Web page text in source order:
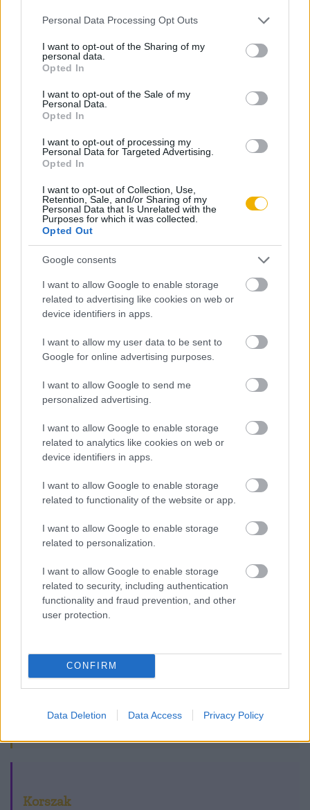
Please note that this website/app uses one or more Google
not limited to your visit or usage behaviour. You may click to
grant or deny consent to Google and its third-party tags to
use your data for below specified purposes in below Google
consent section.
Personal Data Processing Opt Outs
I want to opt-out of the Sharing of my
personal data.
Opted In
I want to opt-out of the Sale of my
Personal Data.
Opted In
I want to opt-out of processing my
Personal Data for Targeted Advertising.
Opted In
I want to opt-out of Collection, Use,
Retention, Sale, and/or Sharing of my
Personal Data that Is Unrelated with the
Purposes for which it was collected.
Opted Out
Google consents
I want to allow Google to enable storage
related to advertising like cookies on web or
device identifiers in apps.
I want to allow my user data to be sent to
Google for online advertising purposes.
I want to allow Google to send me
personalized advertising.
I want to allow Google to enable storage
related to analytics like cookies on web or
device identifiers in apps.
I want to allow Google to enable storage
related to functionality of the website or app.
I want to allow Google to enable storage
related to personalization.
I want to allow Google to enable storage
related to security, including authentication
functionality and fraud prevention, and other
user protection.
CONFIRM
Data Deletion Data Access Privacy Policy
KIPRÓBÁLOM 200 FT-ÉRT
Már előfizetőnk?
Online-on, kattintson ide:
BELÉPÉS.
rendelkezik felhasználói fiókkal, kattintson ide:
Szerző
Mihalik Béla Vilmos
A szerző cikkei
Magyarország a kora újkorban
A török kiűzése Magyarországról
A török kiűzése Magyarországról
(kiegészítő irodalom)
Lapszám
Korszak